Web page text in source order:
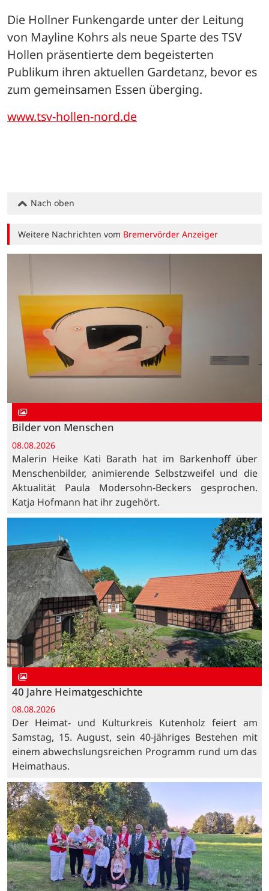
Die Hollner Funkengarde unter der Leitung
von Mayline Kohrs als neue Sparte des TSV
Hollen präsentierte dem begeisterten
Publikum ihren aktuellen Gardetanz, bevor es
zum gemeinsamen Essen überging.
www.tsv-hollen-nord.de
Nach oben
Weitere Nachrichten vom Bremervörder Anzeiger
Bilder von Menschen
08.08.2026
Malerin Heike Kati Barath hat im Barkenhoff über
Menschenbilder, animierende Selbstzweifel und die
Aktualität Paula Modersohn-Beckers gesprochen.
Katja Hofmann hat ihr zugehört.
40 Jahre Heimatgeschichte
08.08.2026
Der Heimat- und Kulturkreis Kutenholz feiert am
Samstag, 15. August, sein 40-jähriges Bestehen mit
einem abwechslungsreichen Programm rund um das
Heimathaus.